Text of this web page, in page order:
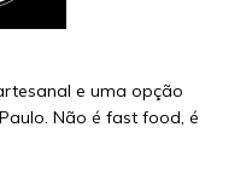
e uma opção
Não é fast food, é